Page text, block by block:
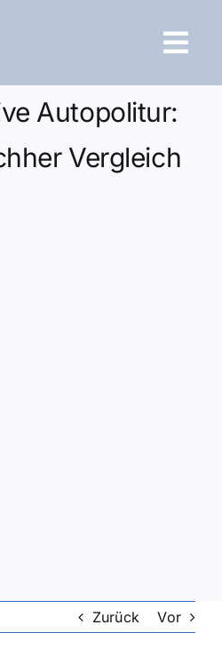
Autopolitur:
Vergleich
Zurück Vor